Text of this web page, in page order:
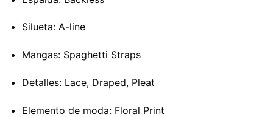
Silueta: A-line
Mangas: Spaghetti Straps
Detalles: Lace, Draped, Pleat
Elemento de moda: Floral Print